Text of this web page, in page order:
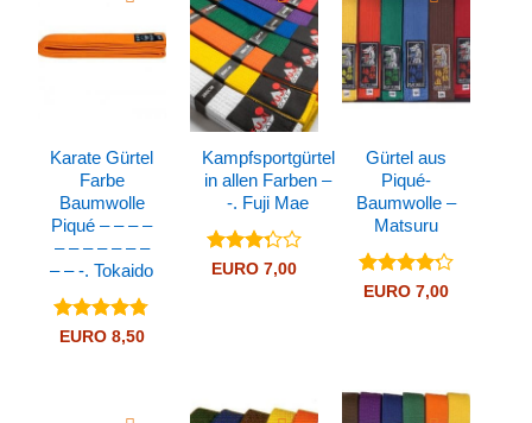
Karate Gürtel
Farbe
Baumwolle
Piqué – – – –
– – – – – – –
– – -. Tokaido
Bewertet
EURO8,50
Kampfsportgürtel
in allen Farben –
-. Fuji Mae
Bewertet
EURO7,00
Gürtel aus
Piqué-
Baumwolle –
Matsuru
Bewertet
EURO7,00